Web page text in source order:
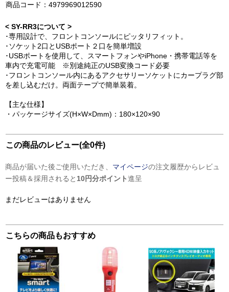
商品コード：4979969012590
< SY-RR3について >
･専用設計で、フロントコンソールにピッタリフィット。
･ソケット2口とUSBポート２口を簡単増設
･USBポートを使用して、スマートフォンやiPhone・携帯電話等を
車内で充電可能 ※別途純正のUSB変換コード必要
･フロントコンソール内にあるアクセサリーソケットにカープラグ部
を差し込むだけ。両面テープで簡単装着。
【主な仕様】
・パッケージサイズ(H×W×Dmm)：180×120×90
この商品のレビュー(全0件)
商品が届いた後ご使用いただき、 マイページの注文履歴からレビュ
ー投稿＆採用されると 10円分ポイント進呈
まだレビューはありません
こちらの商品もおすすめ